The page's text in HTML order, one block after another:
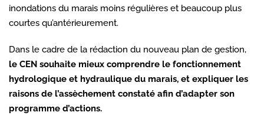
inondations du marais moins régulières et beaucoup plus
courtes qu’antérieurement.
Dans le cadre de la rédaction du nouveau plan de gestion,
le CEN souhaite mieux comprendre le fonctionnement
hydrologique et hydraulique du marais, et expliquer les
raisons de l’assèchement constaté afin d’adapter son
programme d’actions.